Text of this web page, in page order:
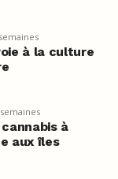
à la culture
à
aux îles